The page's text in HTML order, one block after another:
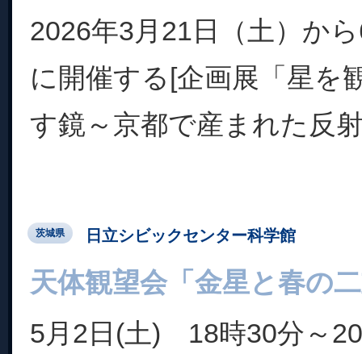
2026年3月21日（土）か
に開催する[企画展「星を
す鏡～京都で産まれた反
茨城県 日立シビックセンター科学館
天体観望会「金星と春の
5月2日(土) 18時30分～